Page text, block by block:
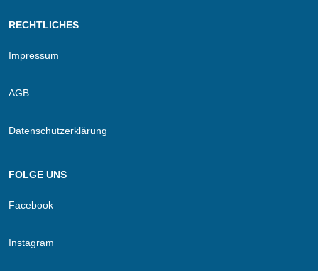
RECHTLICHES
Impressum
AGB
Datenschutzerklärung
FOLGE UNS
Facebook
Instagram